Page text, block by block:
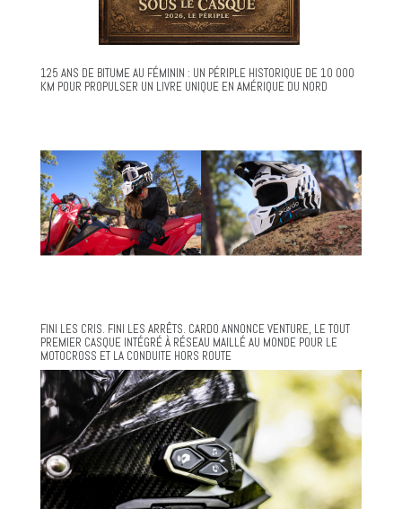
125 ANS DE BITUME AU FÉMININ : UN PÉRIPLE HISTORIQUE DE 10 000
KM POUR PROPULSER UN LIVRE UNIQUE EN AMÉRIQUE DU NORD
FINI LES CRIS. FINI LES ARRÊTS. CARDO ANNONCE VENTURE, LE TOUT
PREMIER CASQUE INTÉGRÉ À RÉSEAU MAILLÉ AU MONDE POUR LE
MOTOCROSS ET LA CONDUITE HORS ROUTE